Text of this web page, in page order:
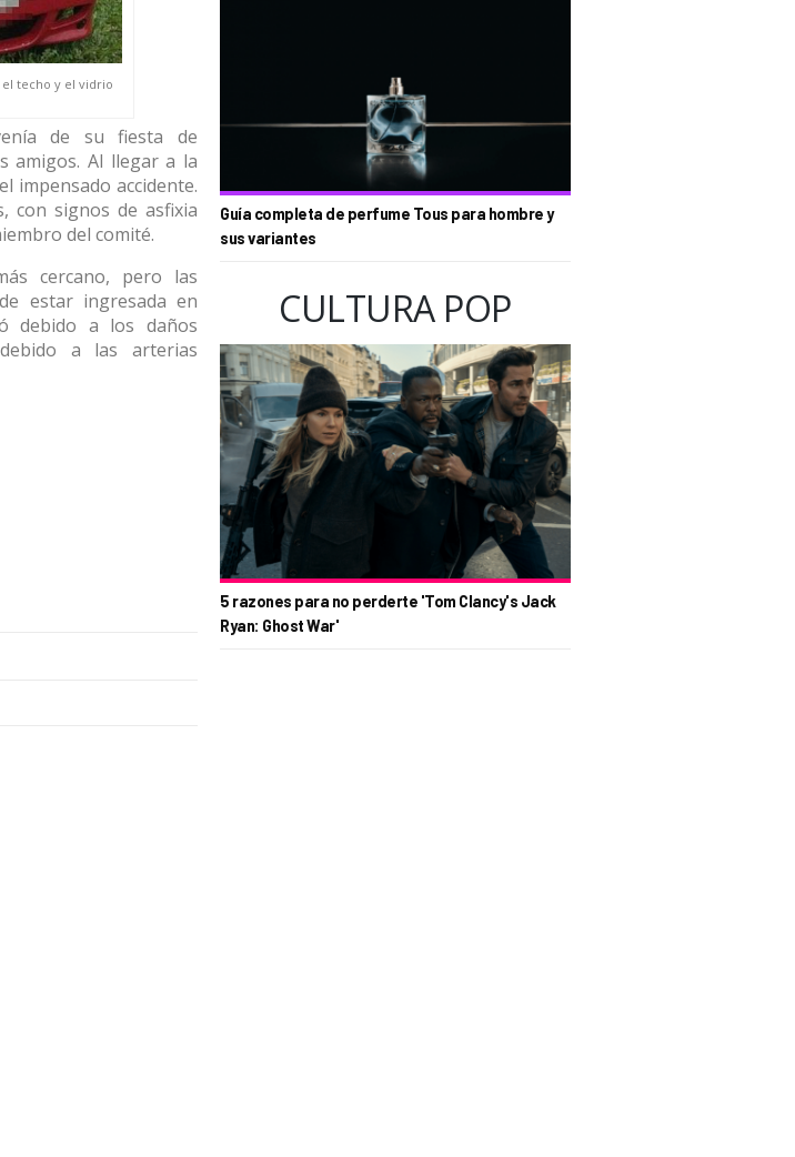
techo y el vidrio
de su fiesta de
amigos. Al llegar a la
impensado accidente.
con signos de asfixia
del comité.
cercano, pero las
estar ingresada en
debido a los daños
a las arterias
Guía completa de perfume Tous para hombre y
sus variantes
CULTURA POP
5 razones para no perderte 'Tom Clancy's Jack
Ryan: Ghost War'